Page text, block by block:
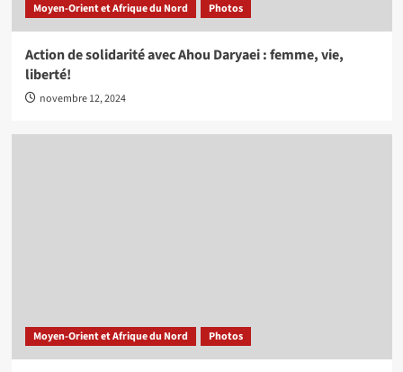
Moyen-Orient et Afrique du Nord Photos
Action de solidarité avec Ahou Daryaei : femme, vie,
liberté!
novembre 12, 2024
Moyen-Orient et Afrique du Nord Photos